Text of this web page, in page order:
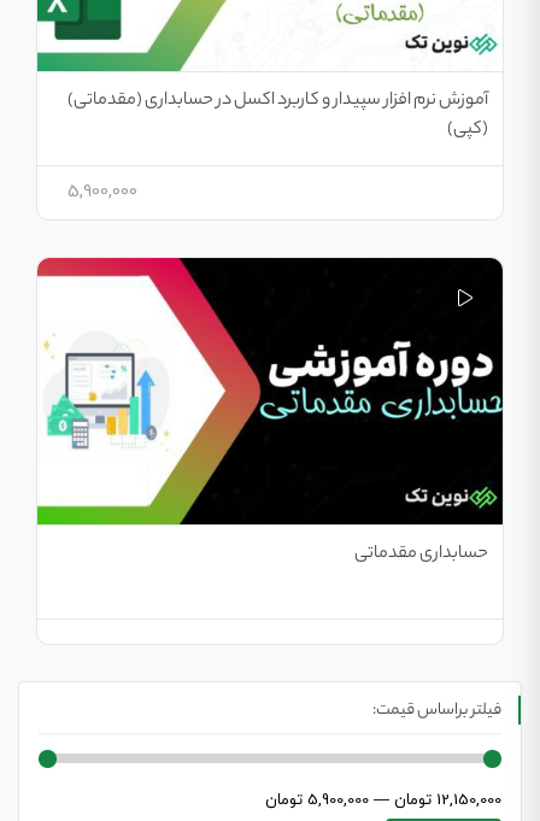
آموزش نرم افزار سپیدار و کاربرد اکسل در حسابداری (مقدماتی)
(کپی)
5,900,000
حسابداری مقدماتی
فیلتر براساس قیمت:
12,150,000 تومان — 5,900,000 تومان